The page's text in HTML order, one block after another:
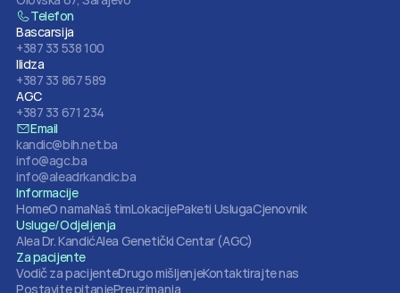
Telefon
Bascarsija
+387 33 538 100
Ilidza
+387 33 867 589
AGC
+387 33 671 234
Email
kandic@bih.net.ba
info@agc.ba
info@aleadrkandic.ba
Informacije
HomeO namaNaš timLokacijePaketi UslugaCjenovnik
Usluge/Odjeljenja
Alea Dr. KandićAlea Genetički Centar (AGC)
Za pacijente
Vodič za pacijenteDrugo mišljenjeKontaktirajte nas
Postavite pitanjePreuzimanja